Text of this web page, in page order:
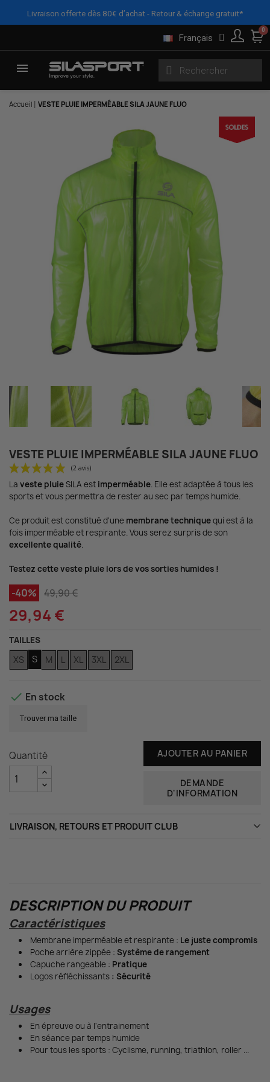
Livraison offerte dès 80€ d’achat - Retour & échange gratuit*
Français
Accueil VESTE PLUIE IMPERMÉABLE SILA JAUNE FLUO
VESTE PLUIE IMPERMÉABLE SILA JAUNE FLUO
La veste pluieSILA est imperméable . Elle est adaptée à tous les
sports et vous permettra de rester au sec par temps humide.
Ce produit est constitué d'une membrane techniquequi est à la
fois imperméable et respirante. Vous serez surpris de son
excellente qualité
Testez cette veste pluie lors de vos sorties humides !
-40% 49,90 €
29,94 €
TAILLES
XS S M L XL 3XL 2XL
 En stock
Trouver ma taille
Quantité AJOUTER AU PANIER
DEMANDE
D'INFORMATION
LIVRAISON, RETOURS ET PRODUIT CLUB
DESCRIPTION DU PRODUIT
Caractéristiques
Membrane imperméable et respirante : Le juste compromis
Poche arrière zippée : Système de rangement
Capuche rangeable : Pratique
Logos réfléchissants : Sécurité
Usages
En épreuve ou à l'entrainement
En séance par temps humide
Pour tous les sports : Cyclisme, running, triathlon, roller ...